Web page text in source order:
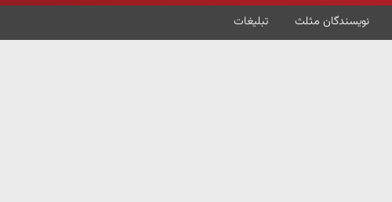
نویسندگان مثلث تبلیغات